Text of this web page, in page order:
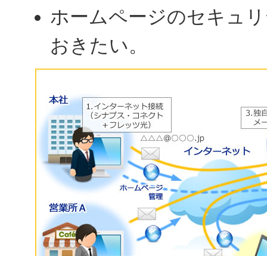
ホームページのセキュ
おきたい。